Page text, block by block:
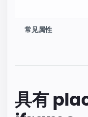
常见属性
具有